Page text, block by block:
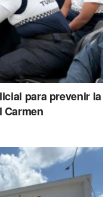
una nubosidad de
para prevenir la
Carmen